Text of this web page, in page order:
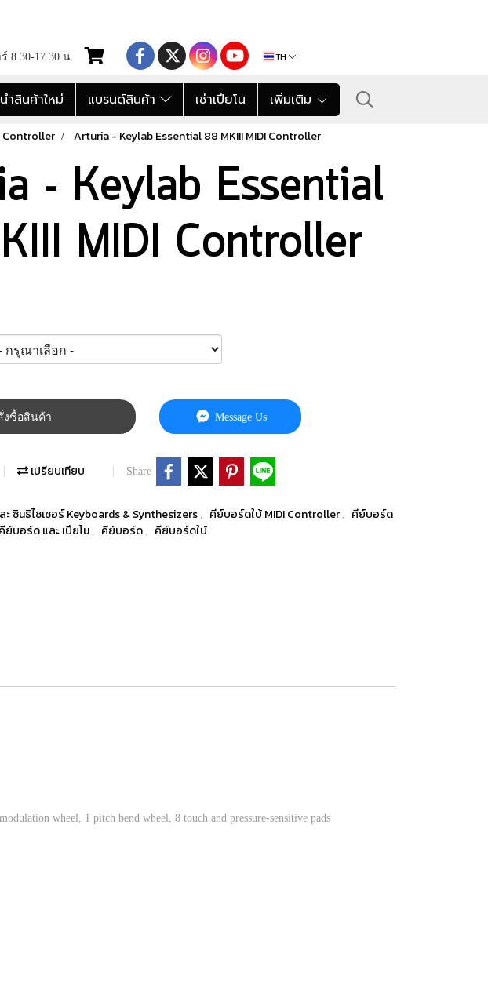
8.30-17.30 น. TH
ำสินค้าใหม่ แบรนด์สินค้า เช่าเปียโน เพิ่มเติม
Controller Arturia - Keylab Essential 88 MKIII MIDI Controller
- Keylab Essential
MIDI Controller
งซื้อสินค้า Message Us
เปรียบเทียบ Share
ซินธิไซเซอร์ Keyboards & Synthesizers คีย์บอร์ดใบ้ MIDI Controller
คีย์บอร์ด
คีย์บอร์ด และ เปียโน คีย์บอร์ด คีย์บอร์ดใบ้
wheel, 1 pitch bend wheel, 8 touch and pressure-sensitive pads